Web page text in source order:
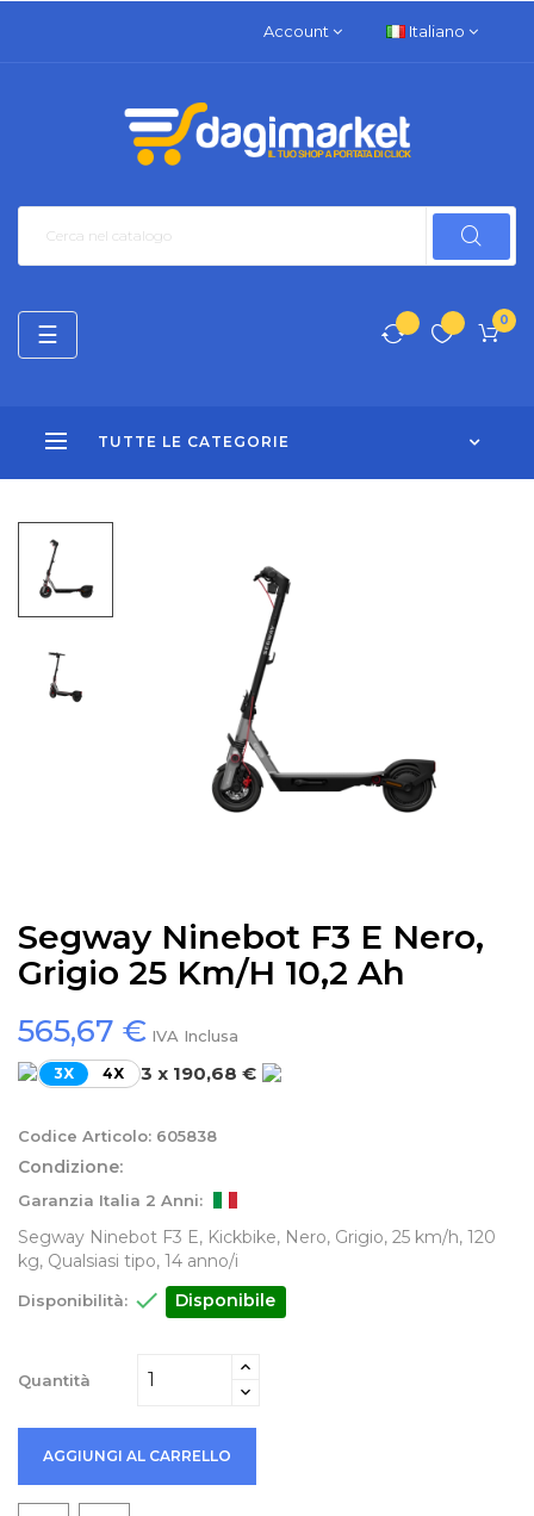
Account Italiano
0
TUTTE LE CATEGORIE
navigazione
Toggle
☰
Segway Ninebot F3 E Nero,
Grigio 25 Km/h 10,2 Ah
565,67 € IVA Inclusa
3X 4X 3 x 190,68 €
Codice Articolo: 605838
Condizione:
Garanzia Italia 2 Anni:
Segway Ninebot F3 E, Kickbike, Nero, Grigio, 25 km/h, 120
kg, Qualsiasi tipo, 14 anno/i
Disponibilità:  Disponibile
Quantità
AGGIUNGI AL CARRELLO